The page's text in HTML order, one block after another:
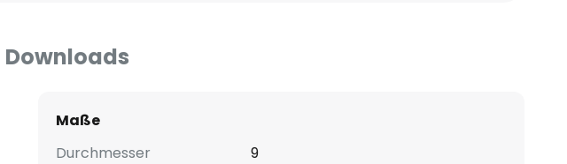
Downloads
Maße
Durchmesser
9